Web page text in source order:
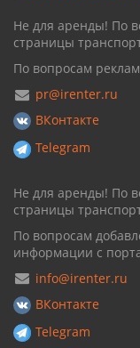
Не для аренды! По
страницы
По вопросам
pr@irenter.ru
ВКонтакте
Telegram
Не для аренды! По
страницы
По вопросам
информации с
info@irenter.ru
ВКонтакте
Telegram